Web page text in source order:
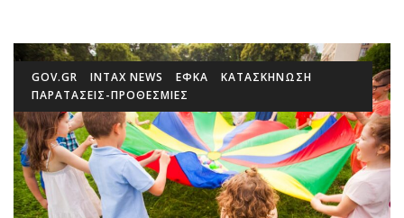
GOV.GR INTAX NEWS ΕΦΚΑ
ΚΑΤΑΣΚΗΝΩΣΗ
ΠΑΡΑΤΑΣΕΙΣ-ΠΡΟΘΕΣΜΙΕΣ